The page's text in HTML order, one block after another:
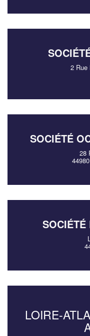
2 Rue
SOCIÉTÉ
28
SOCIÉTÉ
LOIRE-